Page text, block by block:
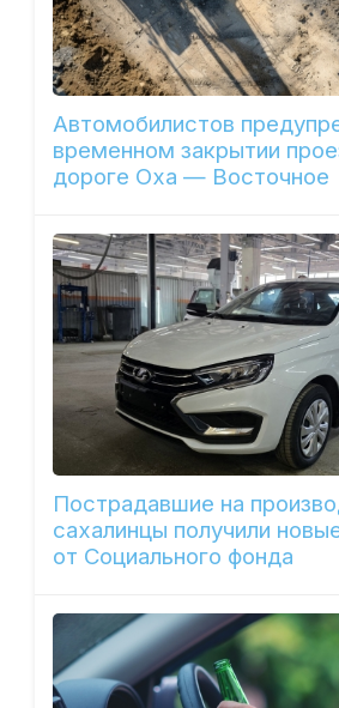
Автомобилистов
временном закрытии
дороге Оха — Восточное
Пострадавшие на
сахалинцы получили
от Социального фонда